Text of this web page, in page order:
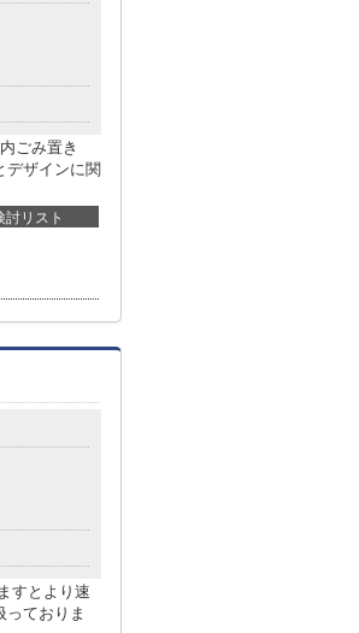
ごみ置き
デザインに関
討リスト
すとより速
っておりま